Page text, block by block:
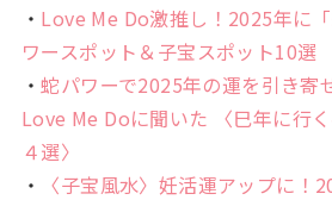
・ Love Me Do激推し！2025年に
ワースポット＆子宝スポット10選
・蛇パワーで2025年の運を引き寄
Love Me Doに聞いた 〈巳年に行
４選〉
・
〈子宝風水〉妊活運アップに！